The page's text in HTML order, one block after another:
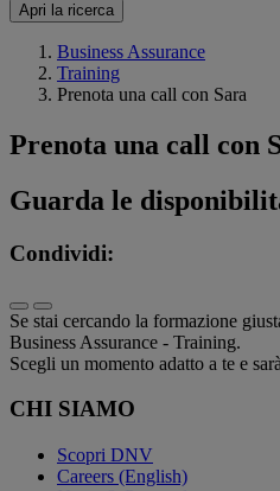
Apri la ricerca
Business Assurance
Training
Prenota una call con Sara
Prenota una call con
Guarda le
Condividi:
Se stai cercando la formazione
Business Assurance - Training.
Scegli un momento adatto a te e
CHI SIAMO
Scopri DNV
Careers (English)